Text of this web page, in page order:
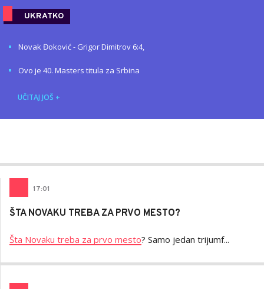
17:01
ŠTA NOVAKU TREBA ZA PRVO MESTO?
Šta Novaku treba za prvo mesto? Samo jedan trijumf...
UKRATKO
Novak Đoković - Grigor Dimitrov 6:4,
Ovo je 40. Masters titula za Srbina
UČITAJ JOŠ +